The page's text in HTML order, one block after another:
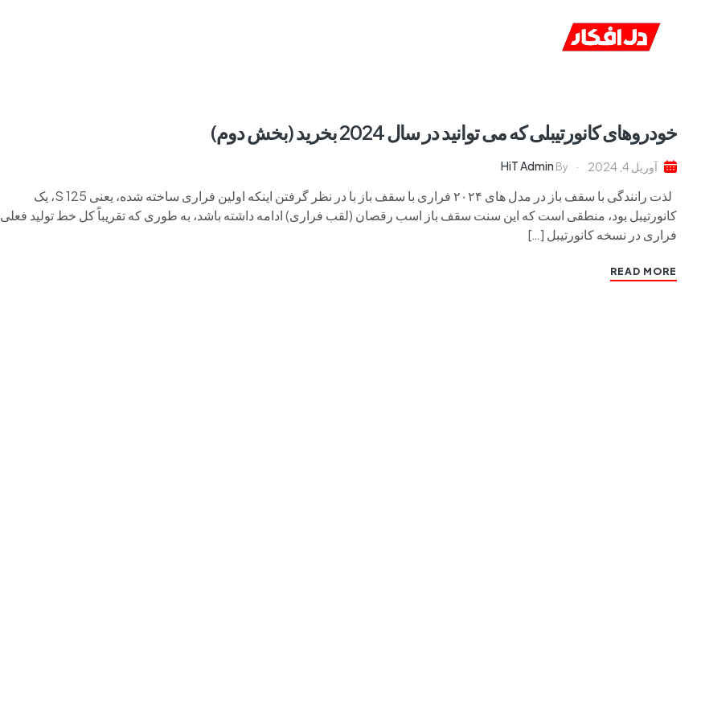
خودروهای کانورتیبلی که می توانید در سال 2024 بخرید (بخش دوم)
آوریل 4, 2024 By
HiT Admin
لذت رانندگی با سقف باز در مدل های ۲۰۲۴ فراری با سقف باز با در نظر گرفتن اینکه اولین فراری ساخته شده، یعنی 125 S، یک
کانورتیبل بود، منطقی است که این سنت سقف باز اسب رقصان (لقب فراری) ادامه داشته باشد، به طوری که تقریباً کل خط تولید فعلی
فراری در نسخه کانورتیبل […]
READ MORE